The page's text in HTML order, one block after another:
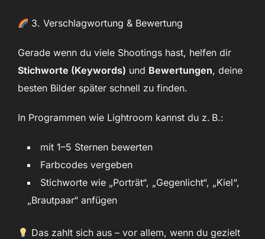
3. Verschlagwortung & Bewertung
Gerade wenn du viele Shootings hast, helfen dir
Stichworte (Keywords) und Bewertungen, deine
besten Bilder später schnell zu finden.
In Programmen wie Lightroom kannst du z. B.:
mit 1–5 Sternen bewerten
Farbcodes vergeben
Stichworte wie „Porträt“, „Gegenlicht“, „Kiel“,
„Brautpaar“ anfügen
Das zahlt sich aus – vor allem, wenn du gezielt